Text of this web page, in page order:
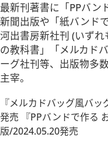
最新刊著書に「PPバン
新聞出版や「紙バンド
河出書房新社刊 (いず
の教科書」「メルカド
ーグ社刊等、出版物多
主宰。
『メルカドバッグ風バ
発売 『PPバンドで作る
版/2024.05.20発売